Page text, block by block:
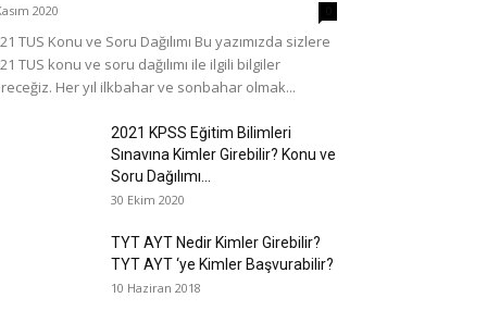
2020
TUS Konu ve Soru Dağılımı Bu yazımızda sizlere
TUS konu ve soru dağılımı ile ilgili bilgiler
Her yıl ilkbahar ve sonbahar olmak...
2021 KPSS Eğitim Bilimleri
Sınavına Kimler Girebilir? Konu ve
Soru Dağılımı...
30 Ekim 2020
TYT AYT Nedir Kimler Girebilir?
TYT AYT ‘ye Kimler Başvurabilir?
10 Haziran 2018